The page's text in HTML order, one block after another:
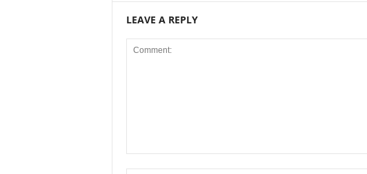
LEAVE A REPLY